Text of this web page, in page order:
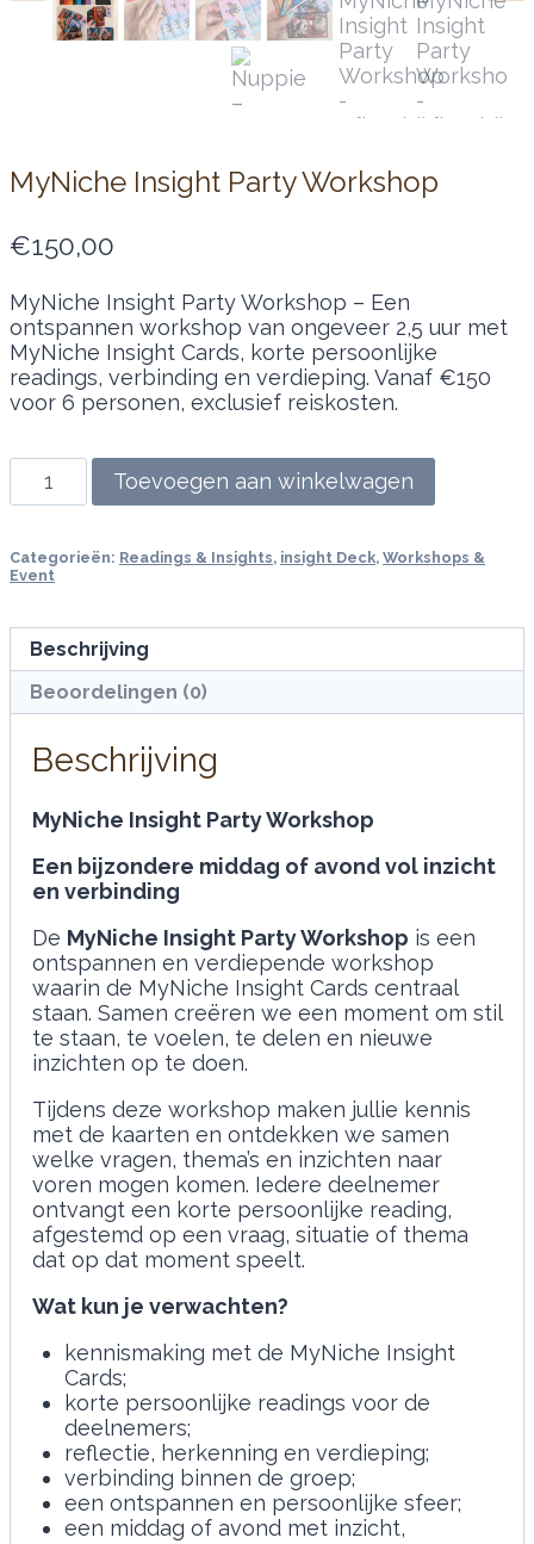
MyNiche Insight Party Workshop
€150,00
MyNiche Insight Party Workshop – Een
ontspannen workshop van ongeveer 2,5 uur met
MyNiche Insight Cards, korte persoonlijke
readings, verbinding en verdieping. Vanaf €150
voor 6 personen, exclusief reiskosten.
Insight
aantal
Toevoegen aan winkelwagen
Categorieën: Readings & Insights, insight Deck, Workshops &
Event
Beschrijving
Beoordelingen (0)
Beschrijving
MyNiche Insight Party Workshop
Een bijzondere middag of avond vol inzicht
en verbinding
De MyNiche Insight Party Workshop is een
ontspannen en verdiepende workshop
waarin de MyNiche Insight Cards centraal
staan. Samen creëren we een moment om stil
te staan, te voelen, te delen en nieuwe
inzichten op te doen.
Tijdens deze workshop maken jullie kennis
met de kaarten en ontdekken we samen
welke vragen, thema’s en inzichten naar
voren mogen komen. Iedere deelnemer
ontvangt een korte persoonlijke reading,
afgestemd op een vraag, situatie of thema
dat op dat moment speelt.
Wat kun je verwachten?
kennismaking met de MyNiche Insight
Cards;
korte persoonlijke readings voor de
deelnemers;
reflectie, herkenning en verdieping;
verbinding binnen de groep;
een ontspannen en persoonlijke sfeer;
een middag of avond met inzicht,